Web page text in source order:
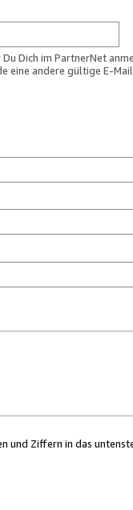
Dich im PartnerNet
eine andere gültige E-
und Ziffern in das